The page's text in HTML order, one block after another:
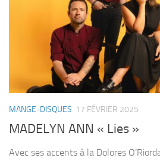
MANGE-DISQUES 17 FÉVRIER 2025
MADELYN ANN « Lies »
Avec ses accents à la Dolores